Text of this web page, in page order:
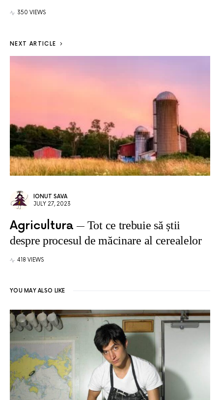
350 VIEWS
NEXT ARTICLE
IONUT SAVA
JULY 27, 2023
Agricultura
Tot ce trebuie să știi
despre procesul de măcinare al cerealelor
418 VIEWS
YOU MAY ALSO LIKE